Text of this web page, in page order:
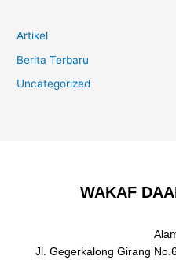
Artikel
Berita Terbaru
Uncategorized
WAKAF
Jl. Gegerkalong Girang